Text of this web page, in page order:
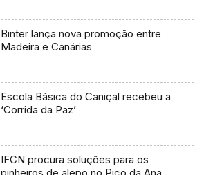
Binter lança nova promoção entre
Madeira e Canárias
Escola Básica do Caniçal recebeu a
‘Corrida da Paz’
IFCN procura soluções para os